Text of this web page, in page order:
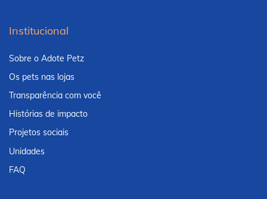
Institucional
Sobre o Adote Petz
Os pets nas lojas
Transparência com você
Histórias de impacto
Projetos sociais
Unidades
FAQ